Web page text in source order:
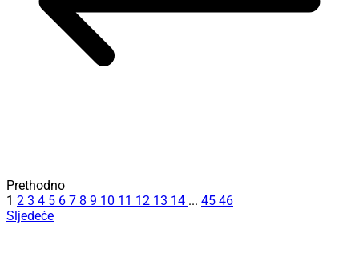
Prethodno
1 2 3 4 5 6 7 8 9 10 11 12 13 14 ... 45 46
Sljedeće